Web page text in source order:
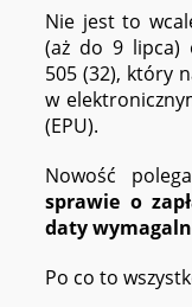
Nie jest to
(aż do 9 lipca)
505 (32), który
w
(EPU).
Nowość
sprawie o
daty
Po co to